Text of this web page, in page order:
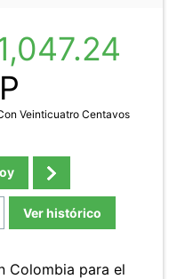
Veinticuatro Centavos
Ver histórico
Colombia para el